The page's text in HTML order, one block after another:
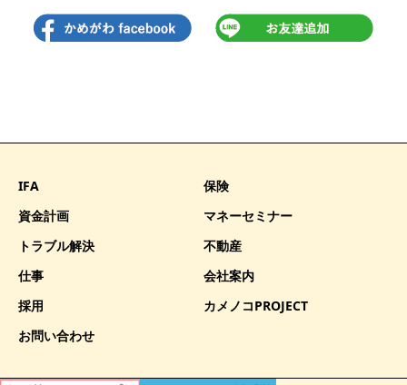
IFA
保険
資金計画
マネーセミナー
トラブル解決
不動産
仕事
会社案内
採用
カメノコPROJECT
お問い合わせ